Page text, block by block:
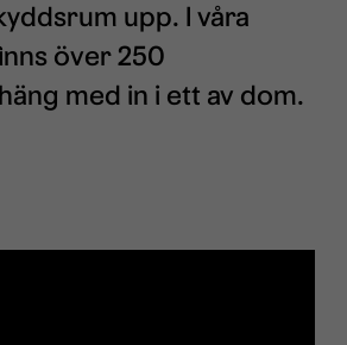
upp. I våra
över 250
med in i ett av dom.